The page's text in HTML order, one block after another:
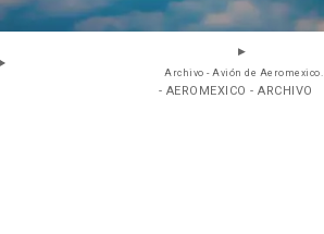
Archivo - Avión de Aeromexico.
- AEROMEXICO - ARCHIVO